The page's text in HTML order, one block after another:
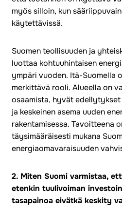
myös silloin, kun
käytettävissä.
Suomen teollisuuden ja
luottaa kohtuuhintaisen
ympäri vuoden. Itä-Suomella
merkittävä rooli. Alueella on
osaamista, hyvät
ja keskeinen asema uuden
rakentamisessa. Tavoitteena
täysimääräisesti mukana
energiaomavaraisuuden
2. Miten Suomi varmistaa,
etenkin tuulivoiman
tasapainoa eivätkä keskity